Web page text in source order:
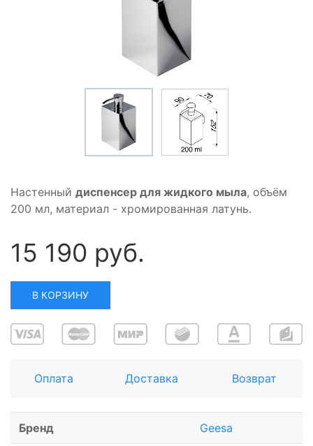
Настенный диспенсер для жидкого мыла, объём
200 мл, материал - хромированная латунь.
15 190 руб.
В КОРЗИНУ
Оплата Доставка Возврат
Бренд Geesa